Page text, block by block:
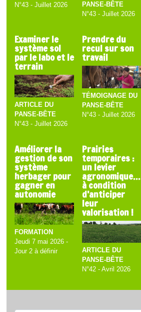
N°43 - Juillet 2026
PANSE-BÊTE
N°43 - Juillet 2026
Examiner le
système sol
par le labo et le
terrain
ARTICLE DU
PANSE-BÊTE
N°43 - Juillet 2026
Prendre du
recul sur son
travail
TÉMOIGNAGE DU
PANSE-BÊTE
N°43 - Juillet 2026
Améliorer la
gestion de son
système
herbager pour
gagner en
autonomie
FORMATION
Jeudi 7 mai 2026 -
Jour 2 à définir
Prairies
temporaires :
un levier
agronomique…
à condition
d’anticiper
leur
valorisation !
ARTICLE DU
PANSE-BÊTE
N°42 - Avril 2026